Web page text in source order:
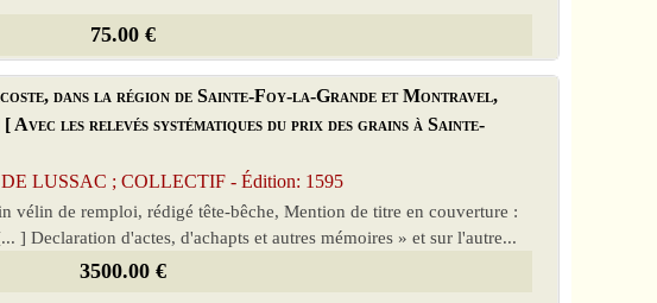
75.00 €
dans la région de Sainte-Foy-la-Grande et Montravel,
Avec les relevés systématiques du prix des grains à Sainte-
LUSSAC ; COLLECTIF - Édition: 1595
vélin de remploi, rédigé tête-bêche, Mention de titre en couverture :
] Declaration d'actes, d'achapts et autres mémoires » et sur l'autre...
3500.00 €